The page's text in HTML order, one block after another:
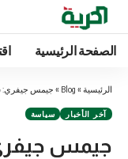
الصفحة الرئيسية
الرئيسية »
Blog
» جيمس جيفري:
آخر الأخبار سياسة
جيمس